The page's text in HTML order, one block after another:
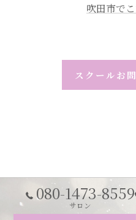
吹田市で
スクールお
080-1473-8559
サロン